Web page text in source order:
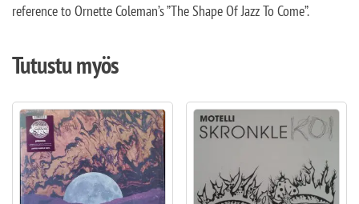
reference to Ornette Coleman’s ”The Shape Of Jazz To Come”.
Tutustu myös